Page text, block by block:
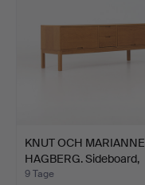
KNUT OCH MARIANNE
HAGBERG. Sideboard,
"Sto…
9 Tage